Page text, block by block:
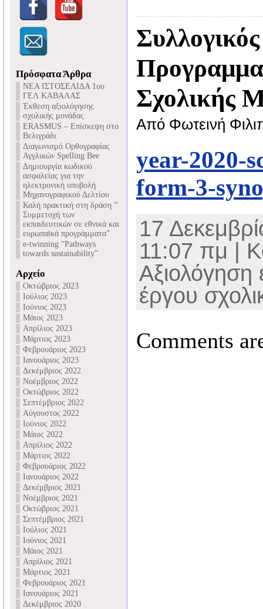
Πρόσφατα Άρθρα
NEA ΙΣΤΟΣΕΛΙΔΑ 1ου
ΓΕΛ ΚΑΒΑΛΑΣ
Έκθεση αξιολόγησης
σχολικής μονάδας
ERASMUS – Επίσκεψη στο
Βελιγράδι
Διαγωνισμό Ορθογραφίας
Αγγλικών Spelling Bee
Δημιουργία κωδικού
ασφαλείας για την
ηλεκτρονική υποβολή
Μηχανογραφικού Δελτίου
Καλή πρακτική στη δράση ”
Συμμετοχή των
εκπαιδευτικών σε εθνικά και
ευρωπαϊκά προγράμματα”
e-twinning “Pathways
towards sustainability”
Αρχείο
Οκτώβριος 2023
Ιούλιος 2023
Ιούνιος 2023
Μάιος 2023
Απρίλιος 2023
Μάρτιος 2023
Φεβρουάριος 2023
Ιανουάριος 2023
Δεκέμβριος 2022
Νοέμβριος 2022
Οκτώβριος 2022
Σεπτέμβριος 2022
Αύγουστος 2022
Ιούνιος 2022
Μάιος 2022
Απρίλιος 2022
Μάρτιος 2022
Φεβρουάριος 2022
Ιανουάριος 2022
Δεκέμβριος 2021
Νοέμβριος 2021
Οκτώβριος 2021
Σεπτέμβριος 2021
Ιούλιος 2021
Ιούνιος 2021
Μάιος 2021
Απρίλιος 2021
Μάρτιος 2021
Φεβρουάριος 2021
Ιανουάριος 2021
Δεκέμβριος 2020
Συλλογικός
Σχολικής
Από Φωτεινή
year-2020-
form-3-
17
11:07 πμ |
Αξιολόγηση
έργου
Comments